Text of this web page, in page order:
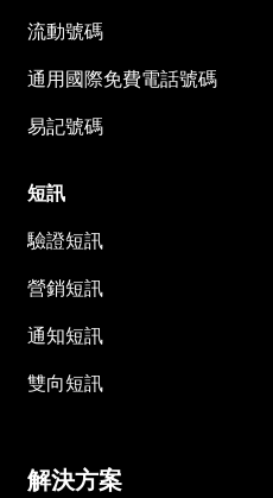
流動號碼
通用國際免費電話號碼
易記號碼
短訊
驗證短訊
營銷短訊
通知短訊
雙向短訊
解決方案